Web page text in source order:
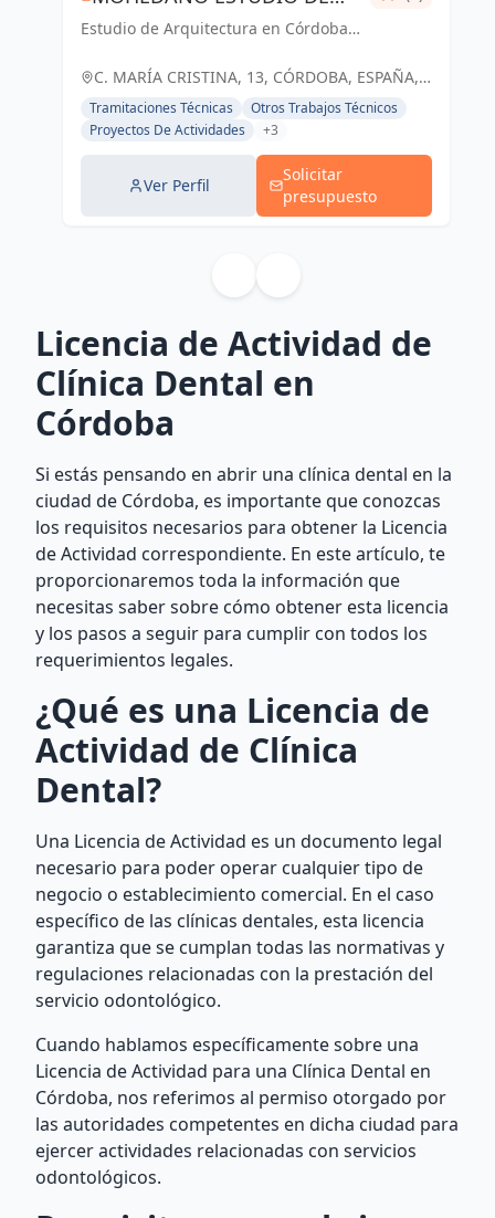
ARQUITECTURA S.L.P.
Estudio de Arquitectura en Córdoba
C. MARÍA CRISTINA, 13, CÓRDOBA, ESPAÑA,
España
Tramitaciones Técnicas
Otros Trabajos Técnicos
Proyectos De Actividades
+3
Ver Perfil
Solicitar
presupuesto
Licencia de Actividad de
Clínica Dental en
Córdoba
Si estás pensando en abrir una clínica dental en la
ciudad de Córdoba, es importante que conozcas
los requisitos necesarios para obtener la Licencia
de Actividad correspondiente. En este artículo, te
proporcionaremos toda la información que
necesitas saber sobre cómo obtener esta licencia
y los pasos a seguir para cumplir con todos los
requerimientos legales.
¿Qué es una Licencia de
Actividad de Clínica
Dental?
Una Licencia de Actividad es un documento legal
necesario para poder operar cualquier tipo de
negocio o establecimiento comercial. En el caso
específico de las clínicas dentales, esta licencia
garantiza que se cumplan todas las normativas y
regulaciones relacionadas con la prestación del
servicio odontológico.
Cuando hablamos específicamente sobre una
Licencia de Actividad para una Clínica Dental en
Córdoba, nos referimos al permiso otorgado por
las autoridades competentes en dicha ciudad para
ejercer actividades relacionadas con servicios
odontológicos.